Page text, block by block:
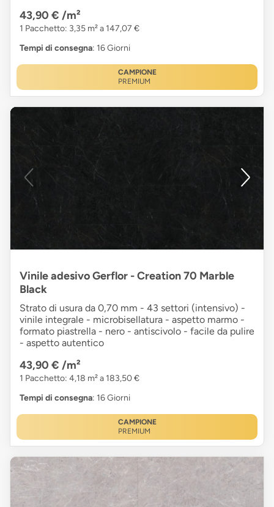
43,90 € /m²
1 Pacchetto: 3,35 m² a 147,07 €
Tempi di consegna: 16 Giorni
CAMPIONE
PREMIUM
Vinile adesivo Gerflor - Creation 70 Marble
Black
Strato di usura da 0,70 mm - 43 settori (intensivo) -
vinile integrale - microbisellatura - aspetto marmo -
formato piastrella - nero - antiscivolo - facile da pulire
- aspetto autentico
43,90 € /m²
1 Pacchetto: 4,18 m² a 183,50 €
Tempi di consegna: 16 Giorni
CAMPIONE
PREMIUM